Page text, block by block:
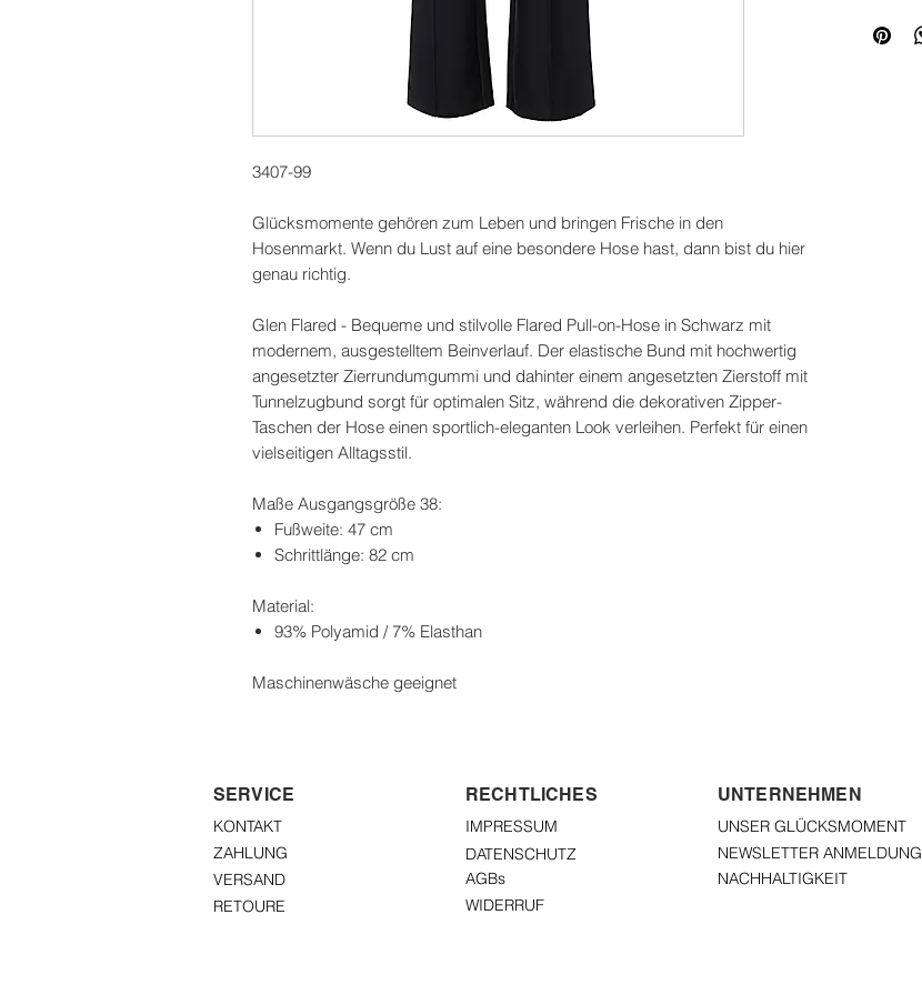
3407-99
Glücksmomente gehören zum Leben und bringen Frische in den
Hosenmarkt. Wenn du Lust auf eine besondere Hose hast, dann bist du hier
genau richtig.
Glen Flared - Bequeme und stilvolle Flared Pull-on-Hose in Schwarz mit
modernem, ausgestelltem Beinverlauf. Der elastische Bund mit hochwertig
angesetzter Zierrundumgummi und dahinter einem angesetzten Zierstoff mit
Tunnelzugbund sorgt für optimalen Sitz, während die dekorativen Zipper-
Taschen der Hose einen sportlich-eleganten Look verleihen. Perfekt für einen
vielseitigen Alltagsstil.
Maße Ausgangsgröße 38:
Fußweite: 47 cm
Schrittlänge: 82 cm
Material:
93% Polyamid / 7% Elasthan
Maschinenwäsche geeignet
SERVICE
KONTAKT
ZAHLUNG
VERSAND
RETOURE
RECHTLICHES
IMPRESSUM
DATENSCHUTZ
AGBs
UNTERNEHMEN
UNSER GLÜCKSMOMENT
NEWSLETTER ANMELDUNG
NACHHALTIGKEIT
WIDERRUF